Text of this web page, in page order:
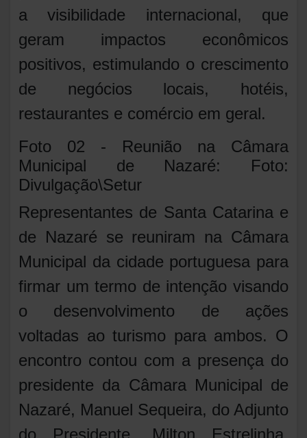
a visibilidade internacional, que
geram impactos econômicos
positivos, estimulando o crescimento
de negócios locais, hotéis,
restaurantes e comércio em geral.
Foto 02 - Reunião na Câmara
Municipal de Nazaré: Foto:
Divulgação\Setur
Representantes de Santa Catarina e
de Nazaré se reuniram na Câmara
Municipal da cidade portuguesa para
firmar um termo de intenção visando
o desenvolvimento de ações
voltadas ao turismo para ambos. O
encontro contou com a presença do
presidente da Câmara Municipal de
Nazaré, Manuel Sequeira, do Adjunto
do Presidente, Milton Estrelinha,